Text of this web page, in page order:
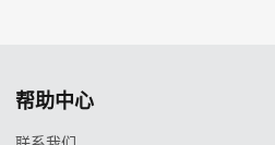
帮助中心